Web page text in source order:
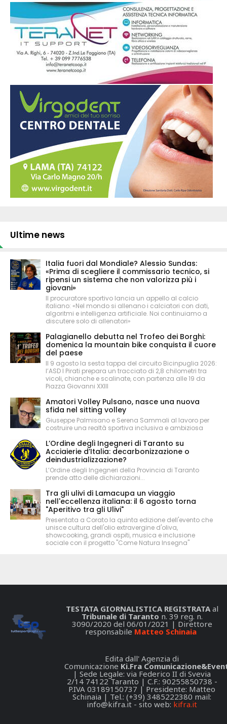
Ultime news
Italia fuori dal Mondiale? Alessio Sundas:
«Prima di scegliere il commissario tecnico, si
ripensi un sistema che non valorizza più i
giovani»
Il procuratore sportivo lancia un appello al calcio
italiano: «Nel mondo si allenano i calciatori con dati,
algoritmi e intelligenza artificiale. Noi continuiamo a
discutere solo di allenatori»
Palagianello debutta nel Trofeo dei Borghi:
domenica la mountain bike conquista il cuore
del paese
Il 9 agosto la sesta tappa del circuito Bicinpuglia 2026:
l’ASD I Pirati prepara un tracciato di 2,8 chilometri tra
vicoli, chianche e scalinate, con partenza alle 19 da
Piazza Giovanni XXIII
Amatori Volley Pulsano, nasce una nuova
sfida nel sitting volley
Giuseppe Palmisano e Serena Sammali al lavoro per
costruire una realtà sportiva inclusiva e ambiziosa
L’Ordine degli Ingegneri di Taranto su
Acciaierie d’Italia: decarbonizzazione o
deindustrializzazione?
L’Ordine degli Ingegneri della Provincia di Taranto
prende atto delle dichiarazioni...
Tra gli ulivi di Lamacupa un viaggio
nell'eccellenza italiana: il 6 agosto torna
"Aperitivo tra gli Ulivi"
Presentata a Corato la quinta edizione dell'evento che
unisce cultura dell'olio extravergine d'oliva,
showcooking, grandi ospiti, musica e inclusione
sociale con il progetto "Come Natura Insegna"
TESTATA GIORNALISTICA REGISTRATAal
Tribunale di Taranto n. 39 reg. n.
3090/2020 del 06/01/2021 | Direttore
responsabile Matteo Schinaia
Edita dall' Agenzia di
Comunicazione Ki.Fra
| Sede Legale: via Federico II di Svevia
2/14 74122 Taranto | C.F.: 90255850738 -
P.IVA 03189150737 | Presidente: Matteo
Schinaia | Tel.: (+39) 3485222380 mail:
info@kifra.it - sito web: kifra.it